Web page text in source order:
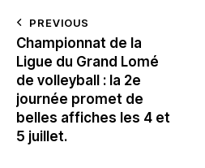
PREVIOUS
Championnat de la
Ligue du Grand Lomé
de volleyball : la 2e
journée promet de
belles affiches les 4 et
5 juillet.